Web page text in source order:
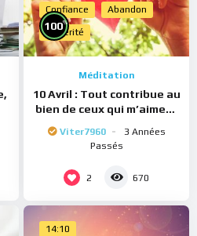
Confiance Abandon
Sincérité
100%
Méditation
10 Avril : Tout contribue au
bien de ceux qui m’aiment
Viter7960
3 Années
Passés
2 670
14:10